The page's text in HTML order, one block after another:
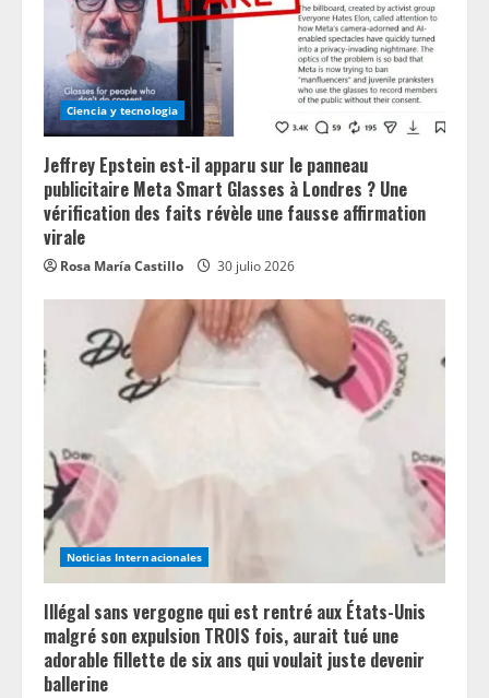
Ciencia y tecnologia
Jeffrey Epstein est-il apparu sur le panneau
publicitaire Meta Smart Glasses à Londres ? Une
vérification des faits révèle une fausse affirmation
virale
Rosa María Castillo 30 julio 2026
Noticias Internacionales
Illégal sans vergogne qui est rentré aux États-Unis
malgré son expulsion TROIS fois, aurait tué une
adorable fillette de six ans qui voulait juste devenir
ballerine